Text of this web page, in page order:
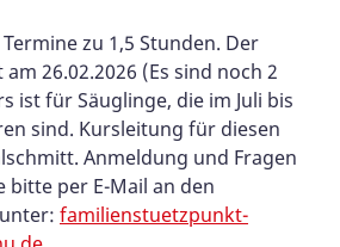
zu 1,5 Stunden. Der
26.02.2026 (Es sind noch 2
ist für Säuglinge, die im Juli bis
sind. Kursleitung für diesen
Anmeldung und Fragen
bitte per E-Mail an den
familienstuetzpunkt-